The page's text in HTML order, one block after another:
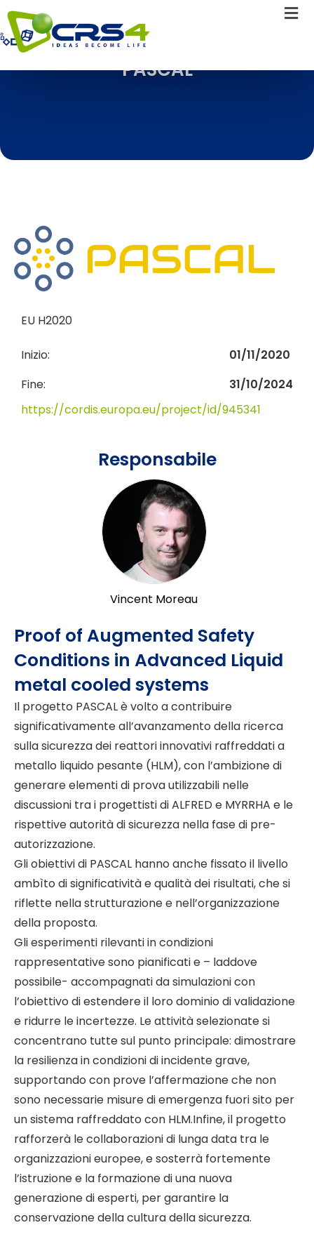
PASCAL
EU H2020
Inizio:
01/11/2020
Fine:
31/10/2024
https://cordis.europa.eu/project/id/945341
Responsabile
Vincent Moreau
Proof of Augmented Safety
Conditions in Advanced Liquid
metal cooled systems
Il progetto PASCAL è volto a contribuire
significativamente all’avanzamento della ricerca
sulla sicurezza dei reattori innovativi raffreddati a
metallo liquido pesante (HLM), con l’ambizione di
generare elementi di prova utilizzabili nelle
discussioni tra i progettisti di ALFRED e MYRRHA e le
rispettive autorità di sicurezza nella fase di pre-
autorizzazione.
Gli obiettivi di PASCAL hanno anche fissato il livello
ambìto di significatività e qualità dei risultati, che si
riflette nella strutturazione e nell’organizzazione
della proposta.
Gli esperimenti rilevanti in condizioni
rappresentative sono pianificati e – laddove
possibile- accompagnati da simulazioni con
l’obiettivo di estendere il loro dominio di validazione
e ridurre le incertezze. Le attività selezionate si
concentrano tutte sul punto principale: dimostrare
la resilienza in condizioni di incidente grave,
supportando con prove l’affermazione che non
sono necessarie misure di emergenza fuori sito per
un sistema raffreddato con HLM.Infine, il progetto
rafforzerà le collaborazioni di lunga data tra le
organizzazioni europee, e sosterrà fortemente
l’istruzione e la formazione di una nuova
generazione di esperti, per garantire la
conservazione della cultura della sicurezza.